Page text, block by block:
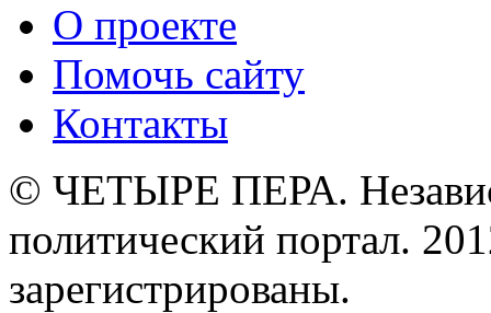
О проекте
Помочь сайту
Контакты
© ЧЕТЫРЕ ПЕРА.
политический портал.
зарегистрированы.